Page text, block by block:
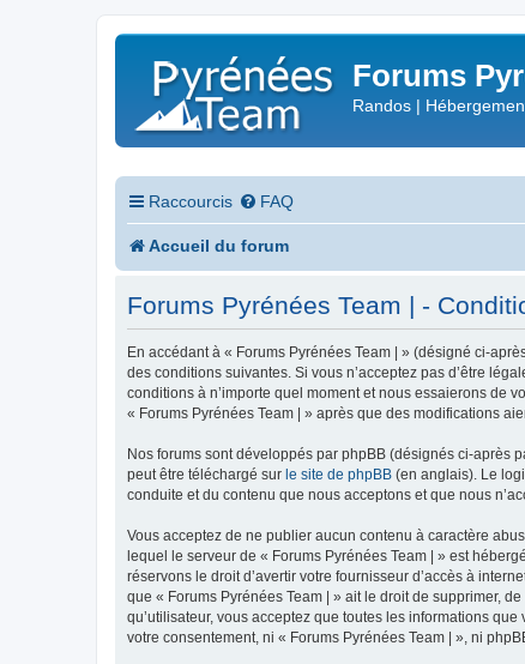
Forums
Randos |
Raccourcis FAQ
Accueil du forum
Forums Pyrénées Team | -
En accédant à « Forums Pyrénées Team | » (désigné ci-
des conditions suivantes. Si vous n’acceptez pas d’être
conditions à n’importe quel moment et nous essaierons de
« Forums Pyrénées Team | » après que des modifications
Nos forums sont développés par phpBB (désignés ci-après
peut être téléchargé sur le site de phpBB (en anglais). Le
conduite et du contenu que nous acceptons et que nous
Vous acceptez de ne publier aucun contenu à caractère
lequel le serveur de « Forums Pyrénées Team | » est
réservons le droit d’avertir votre fournisseur d’accès à
que « Forums Pyrénées Team | » ait le droit de supprimer,
qu’utilisateur, vous acceptez que toutes les informations
votre consentement, ni « Forums Pyrénées Team | », ni